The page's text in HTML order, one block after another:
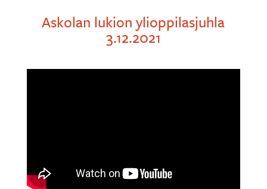
Askolan lukion ylioppilasjuhla
3.12.2021